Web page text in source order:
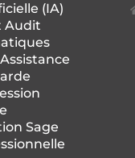
(IA)
Audit
Sage